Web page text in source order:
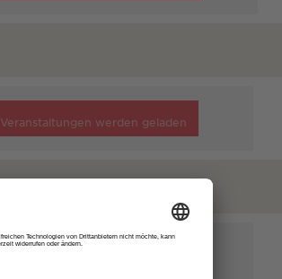
Veranstaltungen werden geladen